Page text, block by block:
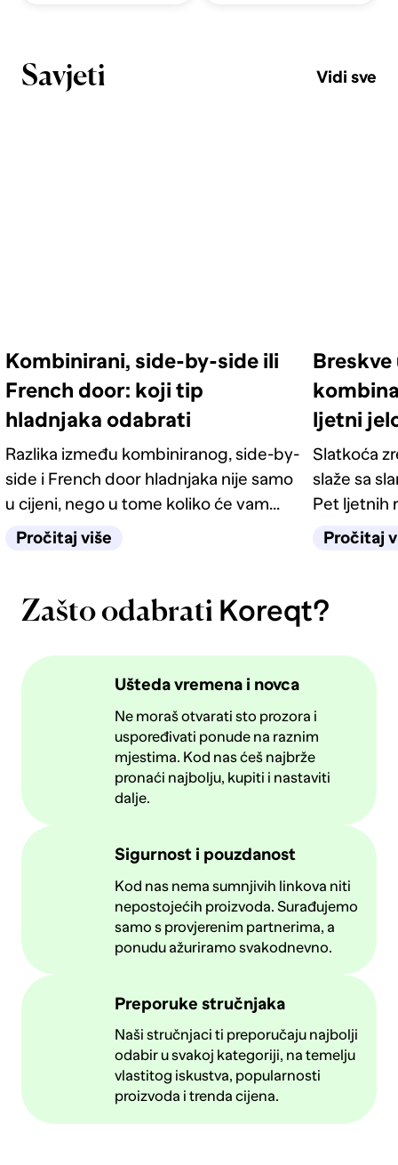
Savjeti Vidi sve
Kombinirani, side-by-side ili
French door: koji tip
hladnjaka odabrati
Razlika između kombiniranog, side-by-
side i French door hladnjaka nije samo
u cijeni, nego u tome koliko će vam
život u kuhinji biti jednostavan
Pročitaj više
ljetni
Slatkoća
slaže sa
Pet ljetnih
kategorije
Pročitaj
Zašto odabrati Koreqt?
Ušteda vremena i novca
Ne moraš otvarati sto prozora i
uspoređivati ponude na raznim
mjestima. Kod nas ćeš najbrže
pronaći najbolju, kupiti i nastaviti
dalje.
Sigurnost i pouzdanost
Kod nas nema sumnjivih linkova niti
nepostojećih proizvoda. Surađujemo
samo s provjerenim partnerima, a
ponudu ažuriramo svakodnevno.
Preporuke stručnjaka
Naši stručnjaci ti preporučaju najbolji
odabir u svakoj kategoriji, na temelju
vlastitog iskustva, popularnosti
proizvoda i trenda cijena.